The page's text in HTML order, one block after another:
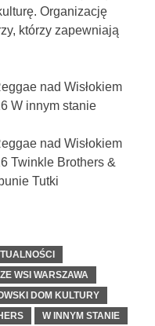
Organizację
którzy zapewniają
WSI WARSZAWA
DOM KULTURY
W INNYM STANIE